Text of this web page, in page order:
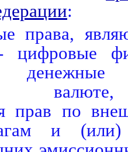
:
права,
цифровые
прав по
и (или)